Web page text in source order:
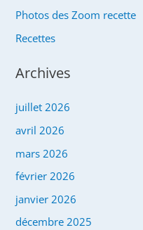
Photos des Zoom recette
Recettes
Archives
juillet 2026
avril 2026
mars 2026
février 2026
janvier 2026
décembre 2025